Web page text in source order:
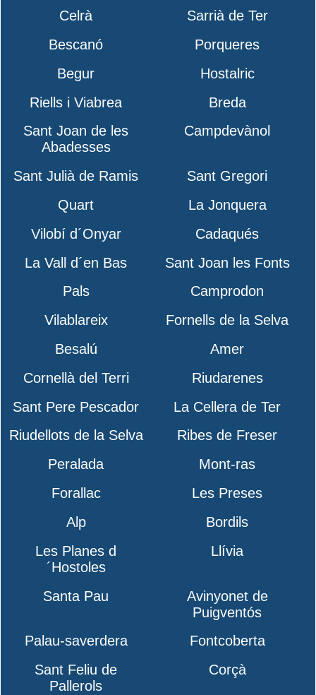
Celrà
Sarrià de Ter
Bescanó
Porqueres
Begur
Hostalric
Riells i Viabrea
Breda
Sant Joan de les
Abadesses
Campdevànol
Sant Julià de Ramis
Sant Gregori
Quart
La Jonquera
Vilobí d´Onyar
Cadaqués
La Vall d´en Bas
Sant Joan les Fonts
Pals
Camprodon
Vilablareix
Fornells de la Selva
Besalú
Amer
Cornellà del Terri
Riudarenes
Sant Pere Pescador
La Cellera de Ter
Riudellots de la Selva
Ribes de Freser
Peralada
Mont-ras
Forallac
Les Preses
Alp
Bordils
Les Planes d
´Hostoles
Llívia
Santa Pau
Avinyonet de
Puigventós
Palau-saverdera
Fontcoberta
Sant Feliu de
Pallerols
Corçà